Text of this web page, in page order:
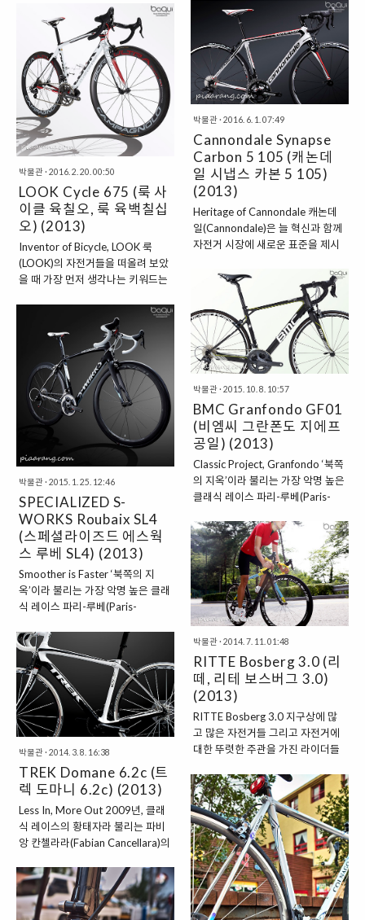
한 체중감량이 아니었기에 근육도
함께 빠졌다. 가벼운 운동이 필요하
다고 느끼고 있을 때 자전거가 떠올
랐고, 강한 트레이닝 보다는 생활 속
이동수단으로 자전거 생활을 시작
했다. 처음엔 접이식 미니벨로를 이
용해 대중교통과 연계하여 자전거
를 탔다. 그러다 점차 대중교통 연계
비중은 줄어들었고 한강 자전거길
라이딩을 즐기게 됐다. 그럴 때 마다
옆을 유유히 지나가는 자전거들이
바로 로드 사이클이었다. 그 모습에
반해 내 취향에 맞는 녀석을 찾기 시
작했다. 라이더: 임준형, 주행 거리:
약 5,000km, 주행 환경: 일반도로
및 자전거도로, 관리 부위: 적절한..
로 혁신을 추구하는데 주저함이 없
었다. 1970년 모토크로스
(Motocross) 시장에 진출하고, 부
츠와 고글 등을 선보이며 겨울 레저
분야에서 위치를 다져갔던 스캇은
86년 마침내 산악 자전거를 출시해
사업 다각화에 성공했다. 기업모토
인 혁신(Innovation)과 기술
(Technology) 그리고 설계
(Design)는 89년도부터 합을 이루
기 시작했다. 라이더가 자세를 굽혀
공기저항을 최소화 할 수 있는 새로
운 개념의 핸들바인 에어로 바
(Aero Bar)로 자전거 발전사에 한
획을 그은 것이다. 괴물이라 불리던
그렉 르몽드(..
박물관· 2016. 6. 1. 07:49
Cannondale Synapse
Carbon 5 105 (캐논데
일 시냅스 카본 5 105)
(2013)
Heritage of Cannondale 캐논데
일(Cannondale)은 늘 혁신과 함께
자전거 시장에 새로운 표준을 제시
1971년 채소 등을 절여 만드는 피
클 공장의 다락방에서 걸음마를 땐
이후부터 줄곧 가파른 성장세를 유
지해왔던 비결은 업계를 선도하는
새롭고도 과감한 실험정신 때문이
었다. 캐논데일은 업계 최초로 어린
아이를 태우고 다닐 수 있는 트레일
러(the Bugger)를 소개하며 명성을
얻기 시작했다. 이에 그치지 않고
1983년에는 최초의 여행용 자전거
를 선보이며 시장을 개척했으며, 같
자전거 시장에 알루미늄 프레임을
도입하여 진취적인 이미지를 굳혀
나갔다. 1990년에는 듀얼 서스펜
션 산악 자전거를 선보이고, 남들보
다 먼저..
박물관· 2016. 2. 20. 00:50
LOOK Cycle 675 (룩 사
이클 육칠오, 룩 육백칠십
오) (2013)
Inventor of Bicycle, LOOK 룩
(LOOK)의 자전거들을 떠올려 보았
을 때 가장 먼저 생각나는 키워드는
는 그들의 오랜 역사와 전통을 바탕
으로 시대에 따라 혁신을 추구해왔
기에 각인된 이미지일지도 모른다.
1984년, 클리트 슈즈와 페달을 체
결하여 보다 효과적인 회전운동이
가능하게 한 세계최초의 ‘클립리스
페달(Clipless Pedal)’을 선보인 이
례로, 1986년에는 TVT 튜브를 알
루미늄 러그에 삽입한 최초의 수제
카본 프레임 KG86을 선보이며, 그
을 도왔다. 이에 그치지 않고 1988
년에는 러그(Lug) 마저도 카본으로
제작한 KG96을 소개한 것에 이..
박물관· 2015. 10. 8. 10:57
BMC Granfondo GF01
(비엠씨 그란폰도 지에프
공일) (2013)
Classic Project, Granfondo ‘북쪽
의 지옥’이라 불리는 가장 악명 높은
클래식 레이스 파리-루베(Paris-
성이인 자갈길 즉, 코블스톤이 즐비
한 파베 구간을 무려 27번이나 지나
야 한다. 만약 이 길을 일반적인 레
이싱 타입의 로드 사이클로 지난다
면 라이더의 피로누적은 상상 이상
이며, 자전거 역시 각종 잔 고장으로
몸살을 앓기 일쑤다. 그저 가볍고 단
단하고 빠르기만 하다면 파리-루베
와 같은 원데이(1-Day) 클래식 레
이스는 말 그대로 생지옥이나 다름
이 없다. 이와 같은 클래식 레이스를
스위스 본사에서 18개월간의 ‘클래
식 프로젝트’를 착수하였다. 이는 오
랜 시간 더 편안하게 탈 수 있는 자
전거를 찾기 위한 지속적인 ..
박물관· 2015. 1. 25. 12:46
SPECIALIZED S-
WORKS Roubaix SL4
(스페셜라이즈드 에스웍
스 루베 SL4) (2013)
Smoother is Faster ‘북쪽의 지
옥’이라 불리는 가장 악명 높은 클래
식 레이스 파리-루베(Paris-
성이인 자갈길 즉, 코블스톤
(Cobblestone)이 즐비한 파베
(Pave) 구간을 무려 27번이나 지나
야 한다. 만약 이를 일반적인 레이싱
타입의 로드 사이로 이 길을 지난다
면 라이더의 피로누적은 상상 이상
이며, 자전거 역시 각종 잔 고장으로
몸살을 앓기 일쑤다. 그저 가볍고 단
단하고 빠르기만 하다면 파리-루베
와 같은 원데이(1-Day) 클래식 레
이스는 말 그대로 생지옥이나 다름
이 없다. 결국 이 지옥을 지배하기
위해 스페셜라이즈드는 엔듀런스
바이크 ‘루베(Roubaix)’를 탄생시
키기로 마음먹었다. 자사의 산악 자
전거 서스펜션 ‘FSR’이 추구하는 가
치 ..
박물관· 2014. 7. 11. 01:48
RITTE Bosberg 3.0 (리
떼, 리테 보스버그 3.0)
(2013)
RITTE Bosberg 3.0 지구상에 많
고 많은 자전거들 그리고 자전거에
대한 뚜렷한 주관을 가진 라이더들
비고 있다. 그 중에는 남들이 소유하
지 않은, 보다 특별하면서도 색다른
자전거를 경험해보고 싶은 이들도
있을 터. 그래서 새로움을 갈망하는
이들을 위해 벨기에 정통 사이클링
의 클래식한 감성이 듬뿍 담긴 리떼
(RITTE)의 보스버그(Bosberg)를
파헤쳐보았다. RITTE, 해학과 고급
스러움을 머금다 리떼는 벨기에 북
박물관· 2014. 3. 8. 16:38
TREK Domane 6.2c (트
렉 도마니 6.2c) (2013)
Less In, More Out 2009년, 클래
식 레이스의 황태자라 불리는 파비
앙 칸첼라라(Fabian Cancellara)의
거를 창조하는 데 결정적인 역할을
했다. 그는 의 엔지니어들에게 “코
블스톤(Cobblestone)과 같은 요철